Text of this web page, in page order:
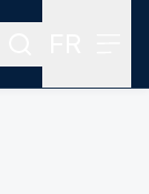
Rechercher